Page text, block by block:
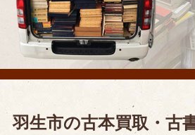
羽生市の古本買取・古